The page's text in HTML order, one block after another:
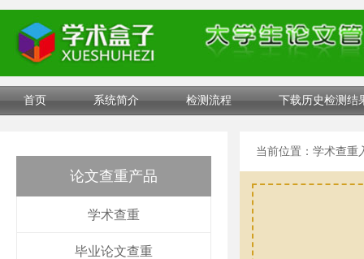
首页 系统简介 检测流程 下载历史检测结
论文查重产品
学术查重
毕业论文查重
当前位置： 学术查重